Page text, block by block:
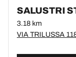
SALUSTRI
3.18 km
VIA TRILUSSA